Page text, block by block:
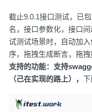
截止9.0.1接口测试，已
名，接口参数化，接口
试测试场景时，自动加
序，拖拽生成断言，拖拽
支持的功能：支持
（己在实现的路上）， 下